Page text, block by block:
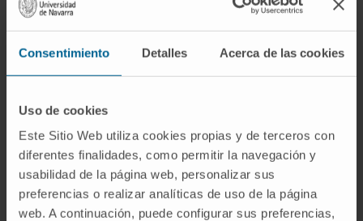
Consentimiento Detalles Acerca de las cookies
Uso de cookies
Este Sitio Web utiliza cookies propias y de terceros con
diferentes finalidades, como permitir la navegación y
usabilidad de la página web, personalizar sus
preferencias o realizar analíticas de uso de la página
web. A continuación, puede configurar sus preferencias,
excepción que la regla en la medicina. La
de imagen. Además, el contexto clínico, como
la historia del paciente y los factores de
riesgo, desempeña un papel importante en la
interpretación de estos signos.
© Clínica Universidad de Navarra 2023